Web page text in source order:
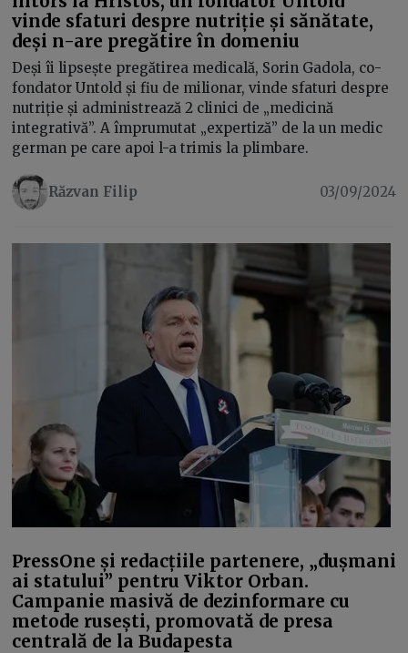
vinde sfaturi despre nutriție și sănătate,
deși n-are pregătire în domeniu
Deși îi lipsește pregătirea medicală, Sorin Gadola, co-
fondator Untold și fiu de milionar, vinde sfaturi despre
nutriție și administrează 2 clinici de „medicină
integrativă”. A împrumutat „expertiză” de la un medic
german pe care apoi l-a trimis la plimbare.
Răzvan Filip 03/09/2024
PressOne și redacțiile partenere, „dușmani
ai statului” pentru Viktor Orban.
Campanie masivă de dezinformare cu
metode rusești, promovată de presa
centrală de la Budapesta